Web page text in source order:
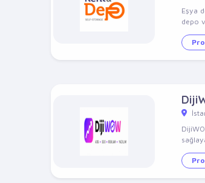
Eşya
depo